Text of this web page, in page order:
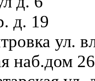
д. 19
ул.
наб.дом 26